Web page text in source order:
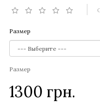
Размер
Размер
1300 грн.